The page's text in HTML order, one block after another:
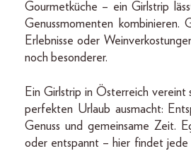
Gourmetküche – ein Girlstrip
Genussmomenten kombinieren.
Erlebnisse oder
noch besonderer.
Ein Girlstrip in Österreich vereint
perfekten Urlaub ausmacht:
Genuss und gemeinsame Zeit.
oder entspannt – hier findet jede